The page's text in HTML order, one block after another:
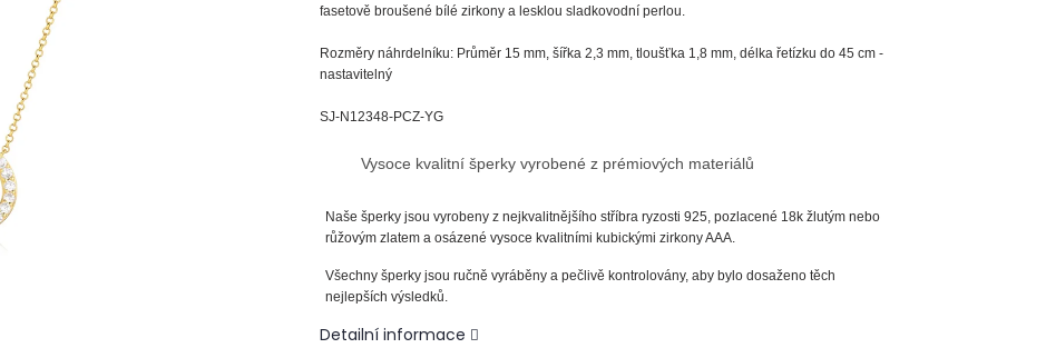
fasetově broušené bílé zirkony a lesklou sladkovodní perlou.
Rozměry náhrdelníku: Průměr 15 mm, šířka 2,3 mm, tloušťka 1,8 mm, délka řetízku do 45 cm -
nastavitelný
SJ-N12348-PCZ-YG
Vysoce kvalitní šperky vyrobené z prémiových materiálů
Naše šperky jsou vyrobeny z nejkvalitnějšího stříbra ryzosti 925, pozlacené 18k žlutým nebo
růžovým zlatem a osázené vysoce kvalitními kubickými zirkony AAA.
Všechny šperky jsou ručně vyráběny a pečlivě kontrolovány, aby bylo dosaženo těch
nejlepších výsledků.
Detailní informace